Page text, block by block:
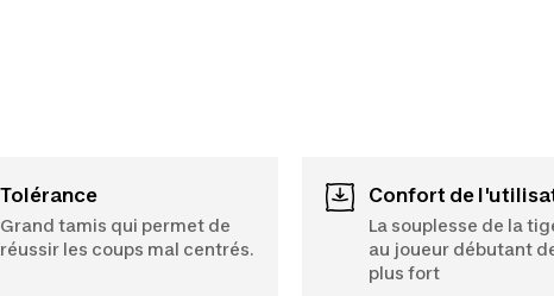
Tolérance
Grand tamis qui permet de
réussir les coups mal centrés.
Confort de
La souplesse de la
au joueur débutant
plus fort